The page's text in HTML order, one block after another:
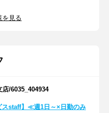
を見る
/6035_404934
スstaff】≪週1日～×日勤のみ